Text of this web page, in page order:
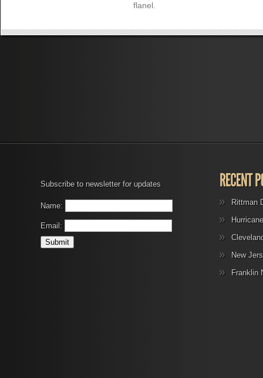
flanel .
Subscribe to newsletter for updates
Name:
Email:
Rittman
New
Franklin